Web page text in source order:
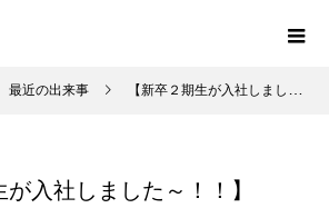
最近の出来事 【新卒２期生が入社しました～！！】
が入社しました～！！】